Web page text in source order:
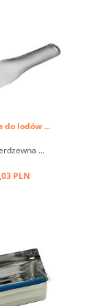
do lodów ...
...
PLN